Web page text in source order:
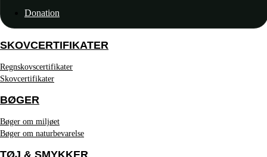
Donation
SKOVCERTIFIKATER
Regnskovscertifikater
Skovcertifikater
BØGER
Bøger om miljøet
Bøger om naturbevarelse